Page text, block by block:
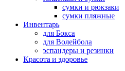
сумки и рюкзаки
сумки пляжные
Инвентарь
для Бокса
для Волейбола
эспандеры и резинки
Красота и здоровье